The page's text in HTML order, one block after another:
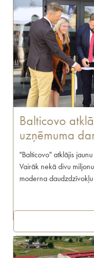
Balticovo
uzņēmuma
"Balticovo" atklājis
Vairāk nekā divu
moderna